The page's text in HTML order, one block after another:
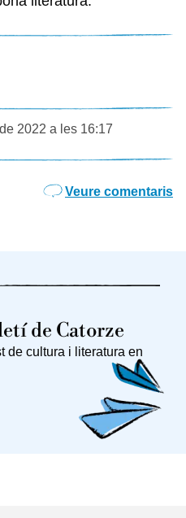
2022 a les 16:17
Veure comentaris
de Catorze
de cultura i literatura en